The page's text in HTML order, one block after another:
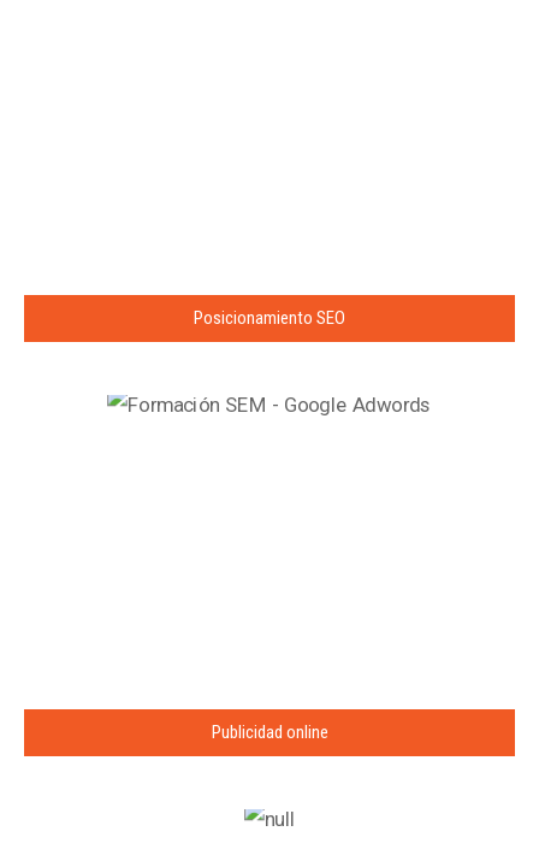
Posicionamiento SEO
Publicidad online